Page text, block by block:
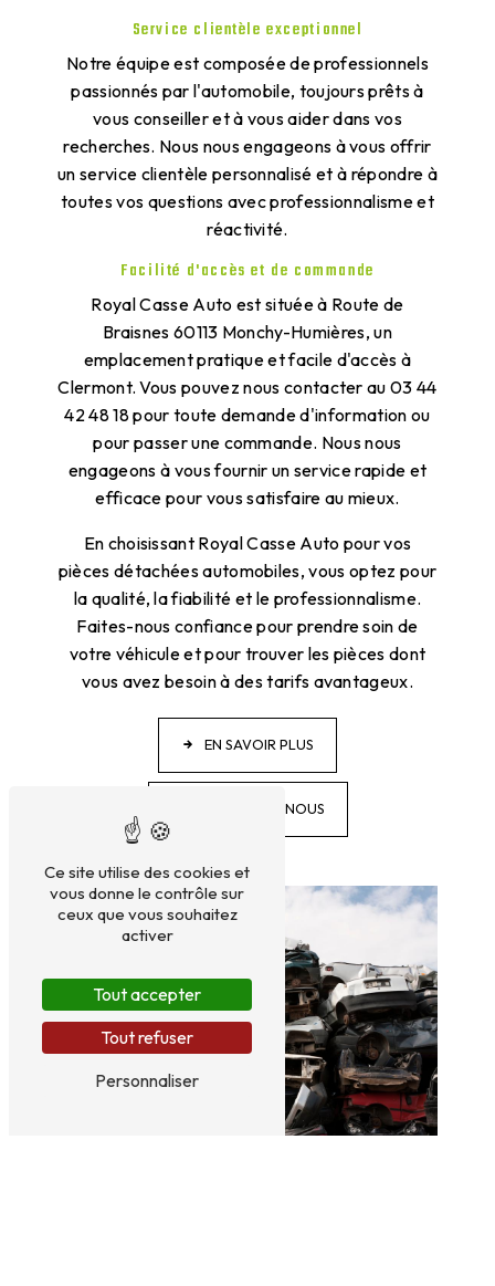
Service clientèle exceptionnel
Notre équipe est composée de professionnels
passionnés par l'automobile, toujours prêts à
vous conseiller et à vous aider dans vos
recherches. Nous nous engageons à vous offrir
un service clientèle personnalisé et à répondre à
toutes vos questions avec professionnalisme et
réactivité.
Facilité d'accès et de commande
Royal Casse Auto est située à Route de
Braisnes 60113 Monchy-Humières, un
emplacement pratique et facile d'accès à
Clermont. Vous pouvez nous contacter au 03 44
42 48 18 pour toute demande d'information ou
pour passer une commande. Nous nous
engageons à vous fournir un service rapide et
efficace pour vous satisfaire au mieux.
En choisissant Royal Casse Auto pour vos
pièces détachées automobiles, vous optez pour
la qualité, la fiabilité et le professionnalisme.
Faites-nous confiance pour prendre soin de
votre véhicule et pour trouver les pièces dont
vous avez besoin à des tarifs avantageux.
EN SAVOIR PLUS
CONTACTEZ-NOUS
Ce site utilise des cookies et
vous donne le contrôle sur
ceux que vous souhaitez
activer
Tout accepter
Tout refuser
Personnaliser